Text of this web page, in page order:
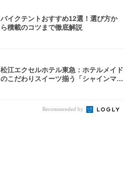
バイクテントおすすめ12選！選び方か
ら積載のコツまで徹底解説
松江エクセルホテル東急：ホテルメイド
のこだわりスイーツ揃う「シャインマス
Recommended by